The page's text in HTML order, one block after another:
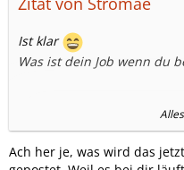
Ist klar
Was ist dein Job wenn du
Aber ja es läuft echt mies,
Ach her je, was wird das